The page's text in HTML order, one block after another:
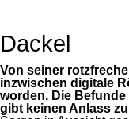
Dackel
Von seiner
inzwischen digitale
worden. Die
gibt keinen Anlass